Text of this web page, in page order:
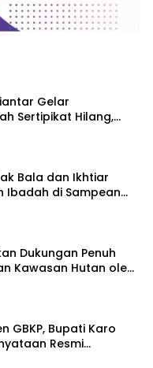
Gelar
Sertipikat Hilang,
Pertanahan
Bala dan Ikhtiar
Ibadah di Sampean
Dukungan Penuh
Kawasan Hutan oleh
GBKP, Bupati Karo
Resmi
Kabanjahe